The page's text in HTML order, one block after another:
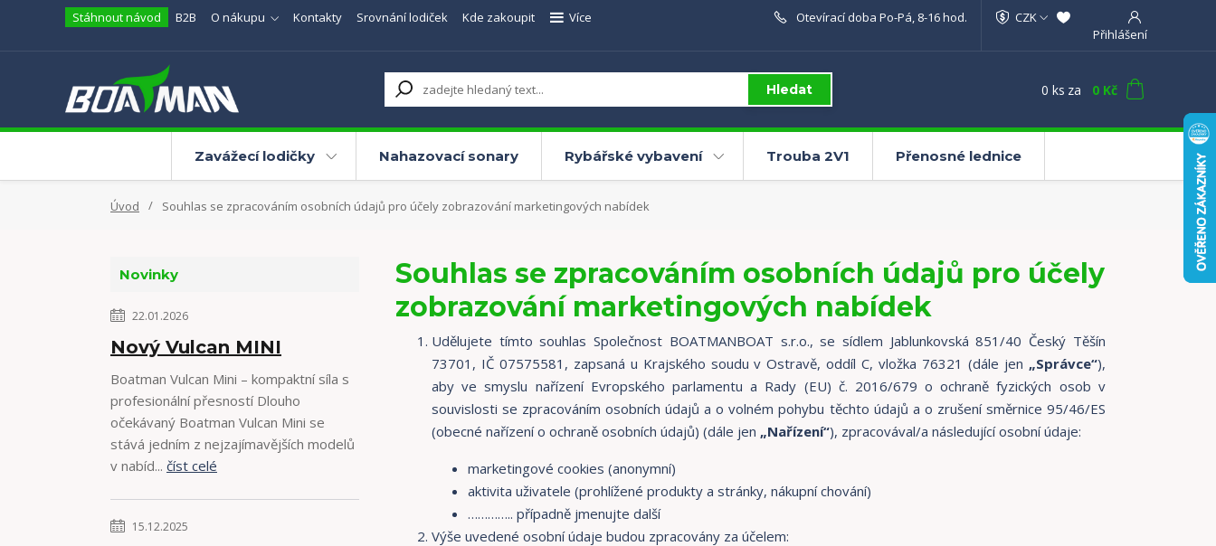
Stáhnout návod B2B O nákupu Kontakty Srovnání lodiček Kde zakoupit Více
CZK
Přihlášení
Hledat
Otevírací doba Po-Pá, 8-16 hod.
0 ks za 0 Kč
Zavážecí lodičky Nahazovací sonary Rybářské vybavení Trouba 2V1 Přenosné lednice
Úvod Souhlas se zpracováním osobních údajů pro účely zobrazování marketingových nabídek
Novinky
22.01.2026
Nový Vulcan MINI
Boatman Vulcan Mini – kompaktní síla s
profesionální přesností Dlouho
očekávaný Boatman Vulcan Mini se
stává jedním z nejzajímavějších modelů
v nabíd... číst celé
15.12.2025
Souhlas se zpracováním osobních údajů pro účely
zobrazování marketingových nabídek
Udělujete tímto souhlas Společnost BOATMANBOAT s.r.o., se sídlem Jablunkovská 851/40 Český Těšín
73701, IČ 07575581, zapsaná u Krajského soudu v Ostravě, oddíl C, vložka 76321 (dále jen „Správce“),
aby ve smyslu nařízení Evropského parlamentu a Rady (EU) č. 2016/679 o ochraně fyzických osob v
souvislosti se zpracováním osobních údajů a o volném pohybu těchto údajů a o zrušení směrnice 95/46/ES
(obecné nařízení o ochraně osobních údajů) (dále jen „Nařízení“), zpracovával/a následující osobní údaje:
marketingové cookies (anonymní)
aktivita uživatele (prohlížené produkty a stránky, nákupní chování)
………….. případně jmenujte další
Výše uvedené osobní údaje budou zpracovány za účelem: